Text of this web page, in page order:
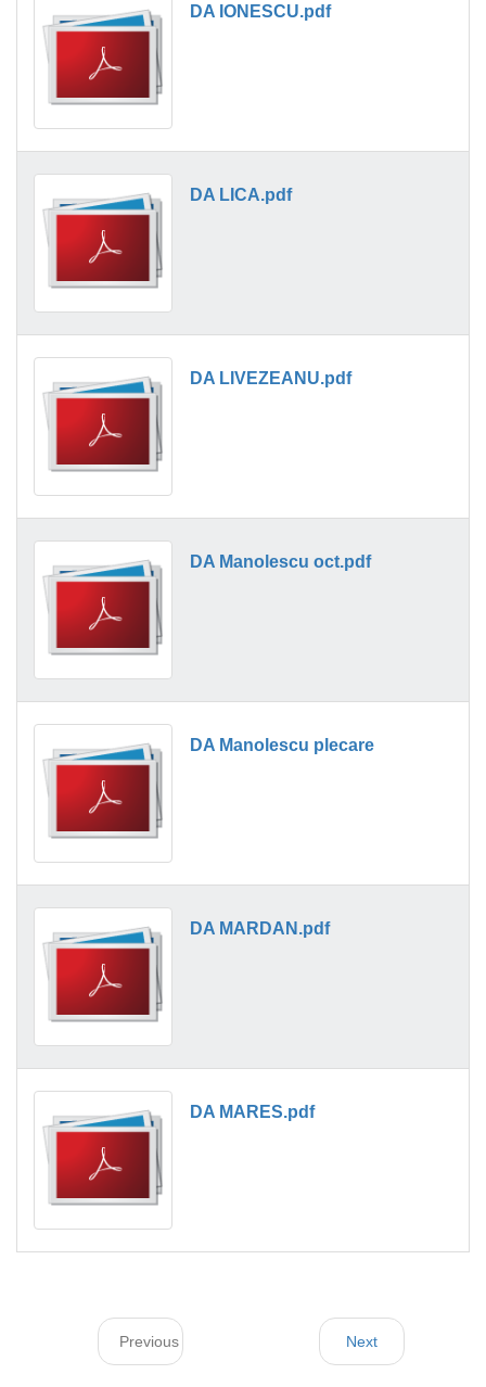
DA IONESCU.pdf
DA LICA.pdf
DA LIVEZEANU.pdf
DA Manolescu oct.pdf
DA Manolescu plecare
DA MARDAN.pdf
DA MARES.pdf
Previous Next